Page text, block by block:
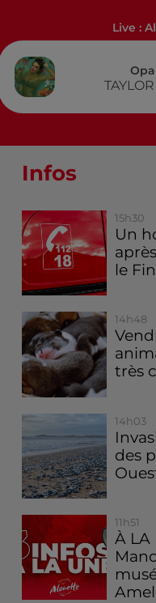
Live :
Infos
15h30
Un
le
14h48
très
14h03
des
11h51
À LA